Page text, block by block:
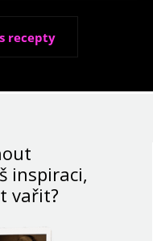
recepty
inspiraci,
vařit?